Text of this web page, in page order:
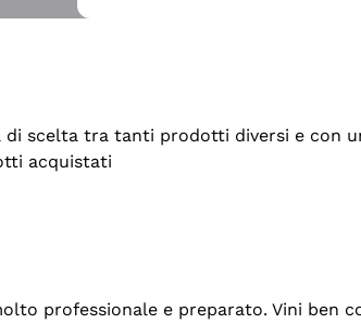
scelta tra tanti prodotti diversi e con
acquistati
professionale e preparato. Vini